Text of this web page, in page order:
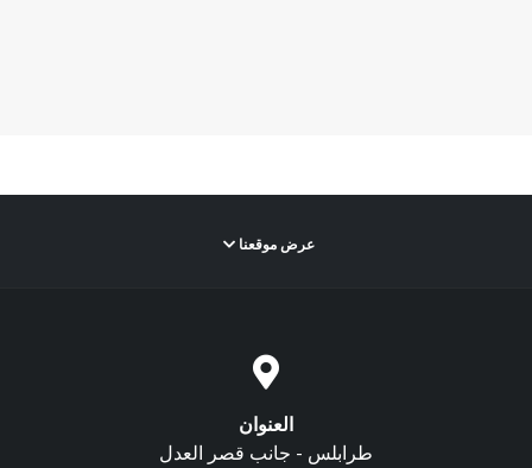
عرض موقعنا
العنوان
طرابلس - جانب قصر العدل